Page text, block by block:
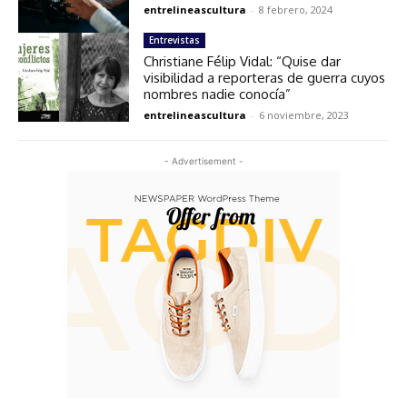
- Advertisement -
entrelineascultura - 8 febrero, 2024
Entrevistas
Christiane Félip Vidal: “Quise dar
visibilidad a reporteras de guerra cuyos
nombres nadie conocía”
entrelineascultura - 6 noviembre, 2023